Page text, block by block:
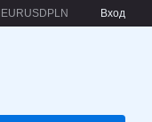
EURUSD PLN Вход